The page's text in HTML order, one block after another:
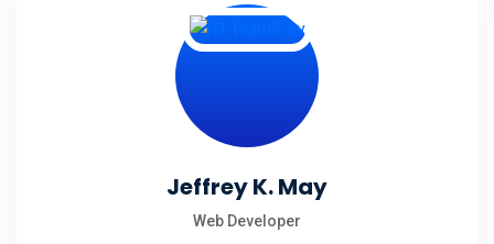
Jeffrey K. May
Web Developer